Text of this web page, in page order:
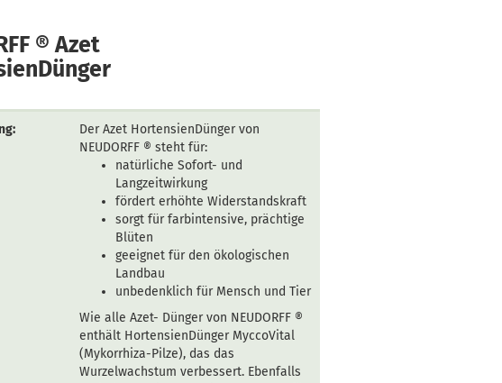
® Azet
Der Azet HortensienDünger von
NEUDORFF ® steht für:
natürliche Sofort- und
Langzeitwirkung
fördert erhöhte Widerstandskraft
sorgt für farbintensive, prächtige
Blüten
geeignet für den ökologischen
Landbau
unbedenklich für Mensch und Tier
Wie alle Azet- Dünger von NEUDORFF ®
enthält HortensienDünger MyccoVital
(Mykorrhiza-Pilze), das das
Wurzelwachstum verbessert. Ebenfalls